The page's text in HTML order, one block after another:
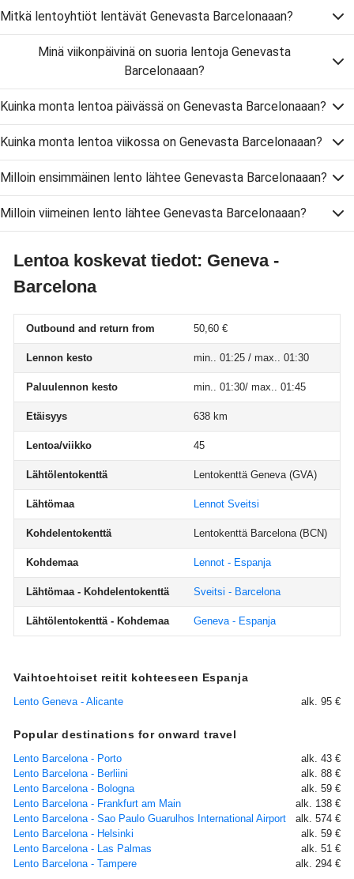
Mitkä lentoyhtiöt lentävät Genevasta Barcelonaaan?
Minä viikonpäivinä on suoria lentoja Genevasta
Barcelonaaan?
Kuinka monta lentoa päivässä on Genevasta Barcelonaaan?
Kuinka monta lentoa viikossa on Genevasta Barcelonaaan?
Milloin ensimmäinen lento lähtee Genevasta Barcelonaaan?
Milloin viimeinen lento lähtee Genevasta Barcelonaaan?
Lentoa koskevat tiedot: Geneva -
Barcelona
Outbound and return from 50,60 €
Lennon kesto min.. 01:25 / max.. 01:30
Paluulennon kesto min.. 01:30/ max.. 01:45
Etäisyys 638 km
Lentoa/viikko 45
Lähtölentokenttä Lentokenttä Geneva (GVA)
Lähtömaa Lennot Sveitsi
Kohdelentokenttä Lentokenttä Barcelona (BCN)
Kohdemaa Lennot - Espanja
Lähtömaa - Kohdelentokenttä Sveitsi - Barcelona
Lähtölentokenttä - Kohdemaa Geneva - Espanja
Vaihtoehtoiset reitit kohteeseen Espanja
Lento Geneva - Alicante alk. 95 €
Popular destinations for onward travel
Lento Barcelona - Porto
alk. 43 €
Lento Barcelona - Berliini
alk. 88 €
Lento Barcelona - Bologna
alk. 59 €
Lento Barcelona - Frankfurt am Main
alk. 138 €
Lento Barcelona - Sao Paulo Guarulhos International Airport
alk. 574 €
Lento Barcelona - Helsinki
alk. 59 €
Lento Barcelona - Las Palmas
alk. 51 €
Lento Barcelona - Tampere
alk. 294 €